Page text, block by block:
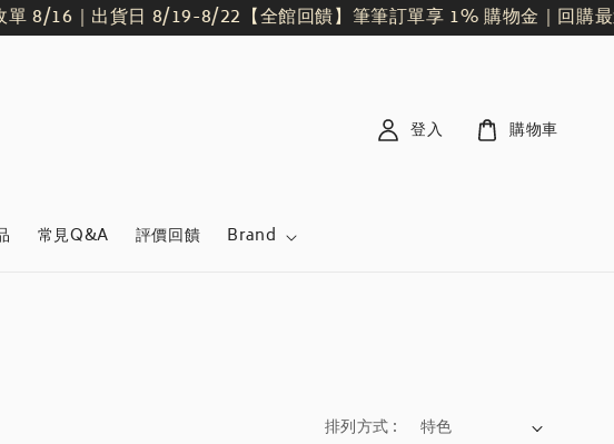
8/16｜出貨日 8/19-8/22【全館回饋】筆筆訂單享 1% 購物金｜回購最划
常見Q&A 評價回饋 Brand
登入 購物車
排列方式 :